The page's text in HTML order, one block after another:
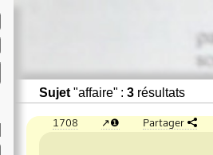
Sujet"affaire" : 3 résultats
1708 ❶ Partager